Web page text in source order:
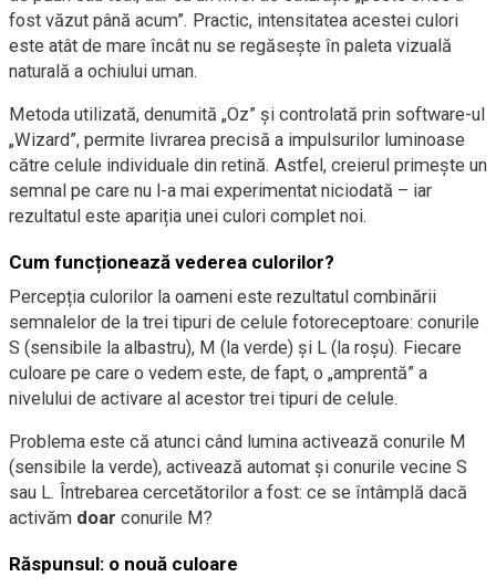
fost văzut până acum”. Practic, intensitatea acestei culori
este atât de mare încât nu se regăsește în paleta vizuală
naturală a ochiului uman.
Metoda utilizată, denumită „Oz” și controlată prin software-ul
„Wizard”, permite livrarea precisă a impulsurilor luminoase
către celule individuale din retină. Astfel, creierul primește un
semnal pe care nu l-a mai experimentat niciodată – iar
rezultatul este apariția unei culori complet noi.
Cum funcționează vederea culorilor?
Percepția culorilor la oameni este rezultatul combinării
semnalelor de la trei tipuri de celule fotoreceptoare: conurile
S (sensibile la albastru), M (la verde) și L (la roșu). Fiecare
culoare pe care o vedem este, de fapt, o „amprentă” a
nivelului de activare al acestor trei tipuri de celule.
Problema este că atunci când lumina activează conurile M
(sensibile la verde), activează automat și conurile vecine S
sau L. Întrebarea cercetătorilor a fost: ce se întâmplă dacă
activăm doar conurile M?
Răspunsul: o nouă culoare